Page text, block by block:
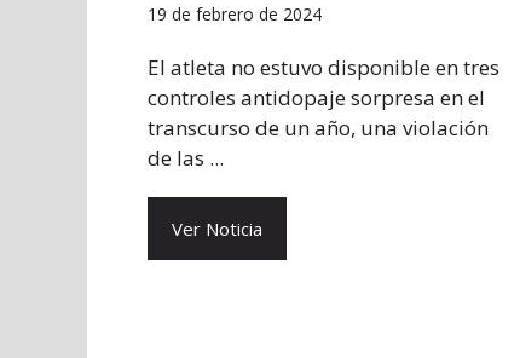
19 de febrero de 2024
El atleta no estuvo disponible en tres
controles antidopaje sorpresa en el
transcurso de un año, una violación
de las ...
Ver Noticia